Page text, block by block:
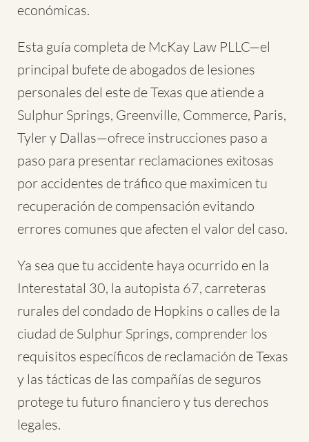
económicas.
Esta guía completa de McKay Law PLLC—el
principal bufete de abogados de lesiones
personales del este de Texas que atiende a
Sulphur Springs, Greenville, Commerce, Paris,
Tyler y Dallas—ofrece instrucciones paso a
paso para presentar reclamaciones exitosas
por accidentes de tráfico que maximicen tu
recuperación de compensación evitando
errores comunes que afecten el valor del caso.
Ya sea que tu accidente haya ocurrido en la
Interestatal 30, la autopista 67, carreteras
rurales del condado de Hopkins o calles de la
ciudad de Sulphur Springs, comprender los
requisitos específicos de reclamación de Texas
y las tácticas de las compañías de seguros
protege tu futuro financiero y tus derechos
legales.